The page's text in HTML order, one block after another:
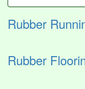
Rubber
Rubber